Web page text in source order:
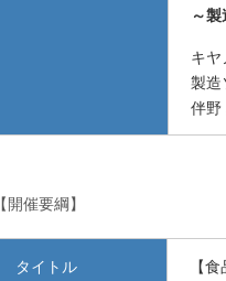
～
キヤ
製造
伴野
【開催要綱】
タイトル
【